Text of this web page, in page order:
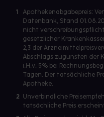
1
Apothekenabgabepreis:
Datenbank, Stand
nicht
gesetzlicher Krankenkassen
2,3 der
Abschlags zugunsten der
i.H.v. 5% bei
Tagen. Der tatsächliche
Apotheke.
2 Unverbindliche
tatsächliche Preis